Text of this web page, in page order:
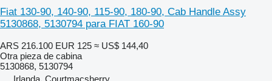
Fiat 130-90, 140-90, 115-90, 180-90, Cab Handle Assy
5130868, 5130794 para FIAT 160-90
ARS 216.100 EUR 125 ≈ US$ 144,40
Otra pieza de cabina
5130868, 5130794